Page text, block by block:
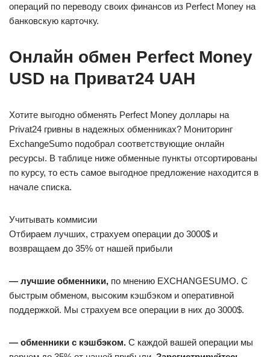
операций по переводу своих финансов из Perfect Money на
банковскую карточку.
Онлайн обмен Perfect Money
USD на Приват24 UAH
Хотите выгодно обменять Perfect Money доллары на
Privat24 гривны в надежных обменниках? Мониторинг
ExchangeSumo подобрал соответствующие онлайн
ресурсы. В таблице ниже обменные пункты отсортированы
по курсу, то есть самое выгодное предложение находится в
начале списка.
Учитывать коммисии
Отбираем лучших, страхуем операции до 3000$ и
возвращаем до 35% от нашей прибыли
— лучшие обменники, по мнению EXCHANGESUMO. C
быстрым обменом, высоким кэшбэком и оперативной
поддержкой. Мы страхуем все операции в них до 3000$.
— обменники с кэшбэком. С каждой вашей операции мы